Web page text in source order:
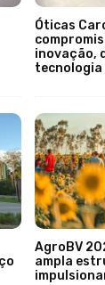
Óticas
inovação,
tecnologia
AgroBV
ampla